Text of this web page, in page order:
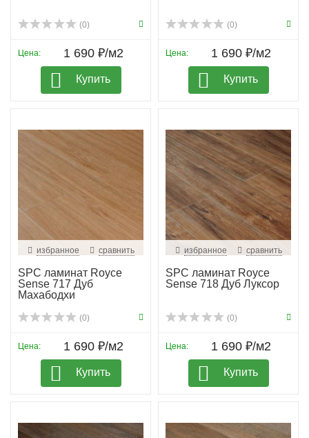
(0)
Цена: 1 690 ₽/м2
Купить
(0)
Цена: 1 690 ₽/м2
Купить
избранное сравнить
SPC ламинат Royce
Sense 717 Дуб
Махабодхи
(0)
Цена: 1 690 ₽/м2
Купить
избранное сравнить
SPC ламинат Royce
Sense 718 Дуб Луксор
(0)
Цена: 1 690 ₽/м2
Купить